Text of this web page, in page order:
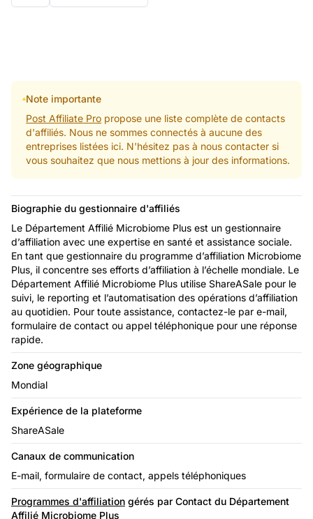
Note importante
Post Affiliate Pro propose une liste complète de contacts
d'affiliés. Nous ne sommes connectés à aucune des
entreprises listées ici. N'hésitez pas à nous contacter si
vous souhaitez que nous mettions à jour des informations.
Biographie du gestionnaire d'affiliés
Le Département Affilié Microbiome Plus est un gestionnaire
d’affiliation avec une expertise en santé et assistance sociale.
En tant que gestionnaire du programme d’affiliation Microbiome
Plus, il concentre ses efforts d’affiliation à l’échelle mondiale. Le
Département Affilié Microbiome Plus utilise ShareASale pour le
suivi, le reporting et l’automatisation des opérations d’affiliation
au quotidien. Pour toute assistance, contactez-le par e-mail,
formulaire de contact ou appel téléphonique pour une réponse
rapide.
Zone géographique
Mondial
Expérience de la plateforme
ShareASale
Canaux de communication
E-mail, formulaire de contact, appels téléphoniques
Programmes d'affiliation gérés par Contact du Département
Affilié Microbiome Plus